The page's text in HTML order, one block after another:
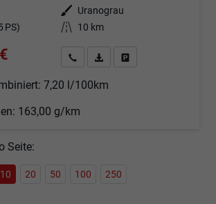
Außenfarbe
Uranograu
PS) Kilometerstand 10 km
Angebot anfordern
Fahrzeugexpose (PDF)
7,20 l/100km
163,00 g/km
Seite:
10 20 50 100 250